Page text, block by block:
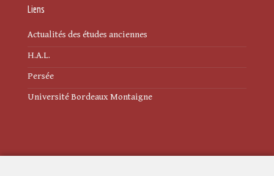
Liens
Actualités des études anciennes
H.A.L.
Persée
Université Bordeaux Montaigne